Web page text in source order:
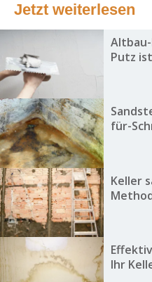
Jetzt weiterlesen
Putz
für-
Keller
Ihr